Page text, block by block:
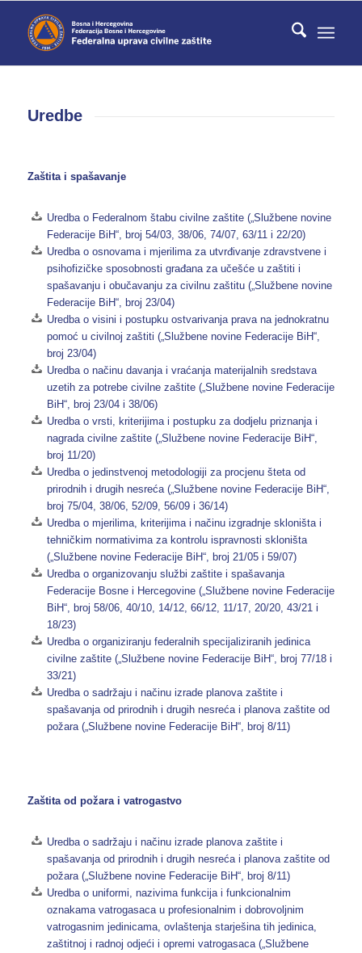
Uredbe
Zaštita i spašavanje
Uredba o Federalnom štabu civilne zaštite („Službene novine
Federacije BiH“, broj 54/03, 38/06, 74/07, 63/11 i 22/20)
Uredba o osnovama i mjerilima za utvrđivanje zdravstvene i
psihofizičke sposobnosti građana za učešće u zaštiti i
spašavanju i obučavanju za civilnu zaštitu („Službene novine
Federacije BiH“, broj 23/04)
Uredba o visini i postupku ostvarivanja prava na jednokratnu
pomoć u civilnoj zaštiti („Službene novine Federacije BiH“,
broj 23/04)
Uredba o načinu davanja i vraćanja materijalnih sredstava
uzetih za potrebe civilne zaštite („Službene novine Federacije
BiH“, broj 23/04 i 38/06)
Uredba o vrsti, kriterijima i postupku za dodjelu priznanja i
nagrada civilne zaštite („Službene novine Federacije BiH“,
broj 11/20)
Uredba o jedinstvenoj metodologiji za procjenu šteta od
prirodnih i drugih nesreća („Službene novine Federacije BiH“,
broj 75/04, 38/06, 52/09, 56/09 i 36/14)
Uredba o mjerilima, kriterijima i načinu izgradnje skloništa i
tehničkim normativima za kontrolu ispravnosti skloništa
(„Službene novine Federacije BiH“, broj 21/05 i 59/07)
Uredba o organizovanju službi zaštite i spašavanja
Federacije Bosne i Hercegovine („Službene novine Federacije
BiH“, broj 58/06, 40/10, 14/12, 66/12, 11/17, 20/20, 43/21 i
18/23)
Uredba o organiziranju federalnih specijaliziranih jedinica
civilne zaštite („Službene novine Federacije BiH“, broj 77/18 i
33/21)
Uredba o sadržaju i načinu izrade planova zaštite i
spašavanja od prirodnih i drugih nesreća i planova zaštite od
požara („Službene novine Federacije BiH“, broj 8/11)
Zaštita od požara i vatrogastvo
Uredba o sadržaju i načinu izrade planova zaštite i
spašavanja od prirodnih i drugih nesreća i planova zaštite od
požara („Službene novine Federacije BiH“, broj 8/11)
Uredba o uniformi, nazivima funkcija i funkcionalnim
oznakama vatrogasaca u profesionalnim i dobrovoljnim
vatrogasnim jedinicama, ovlaštenja starješina tih jedinica,
zaštitnoj i radnoj odjeći i opremi vatrogasaca („Službene